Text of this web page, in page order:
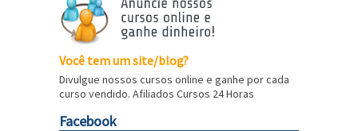
Você tem um site/blog?
Divulgue nossos cursos online e ganhe por cada
curso vendido. Afiliados Cursos 24 Horas
Facebook